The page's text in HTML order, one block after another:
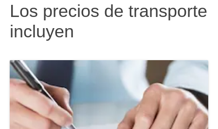
Los precios de transporte
incluyen